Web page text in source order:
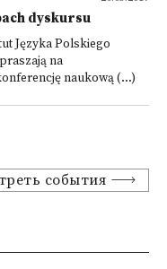
dyskursu
Języka Polskiego
na
naukową (...)
события